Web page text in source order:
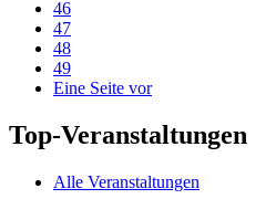
46
47
48
49
Eine Seite vor
Top-Veranstaltungen
Alle Veranstaltungen